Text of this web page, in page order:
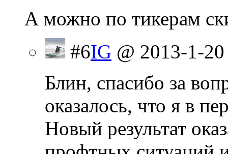
А можно по тикерам
#6IG @ 2013-1-
Блин, спасибо за
оказалось, что я в
Новый результат